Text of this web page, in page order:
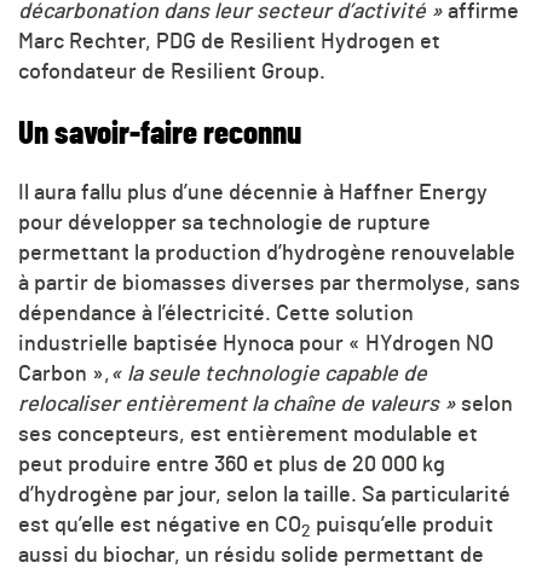
décarbonation dans leur secteur d’activité » affirme
Marc Rechter, PDG de Resilient Hydrogen et
cofondateur de Resilient Group.
Un savoir-faire reconnu
Il aura fallu plus d’une décennie à Haffner Energy
pour développer sa technologie de rupture
permettant la production d’hydrogène renouvelable
à partir de biomasses diverses par thermolyse, sans
dépendance à l’électricité. Cette solution
industrielle baptisée Hynoca pour « HYdrogen NO
Carbon »,« la seule technologie capable de
relocaliser entièrement la chaîne de valeurs » selon
ses concepteurs, est entièrement modulable et
peut produire entre 360 et plus de 20 000 kg
d’hydrogène par jour, selon la taille. Sa particularité
est qu’elle est négative en CO2 puisqu’elle produit
aussi du biochar, un résidu solide permettant de